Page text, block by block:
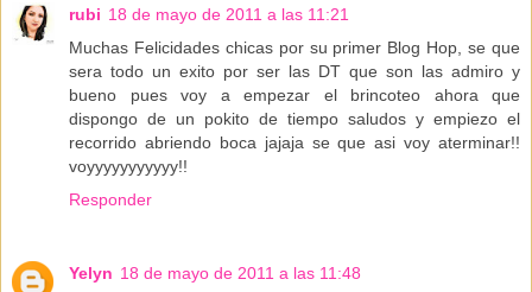
rubi 18 de mayo de 2011 a las 11:21
Muchas Felicidades chicas por su primer Blog Hop, se que
sera todo un exito por ser las DT que son las admiro y
bueno pues voy a empezar el brincoteo ahora que
dispongo de un pokito de tiempo saludos y empiezo el
recorrido abriendo boca jajaja se que asi voy aterminar!!
voyyyyyyyyyyy!!
Responder
Yelyn 18 de mayo de 2011 a las 11:48